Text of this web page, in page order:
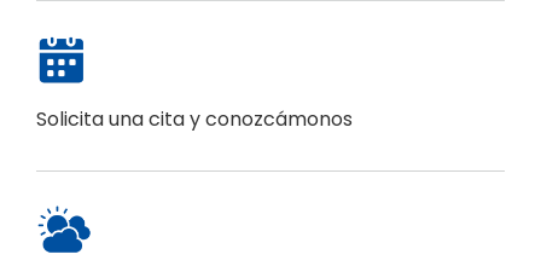
Solicita una cita y conozcámonos